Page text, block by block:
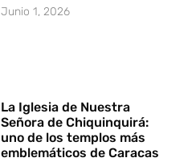
Junio 1, 2026
La Iglesia de Nuestra
Señora de Chiquinquirá:
uno de los templos más
emblemáticos de Caracas